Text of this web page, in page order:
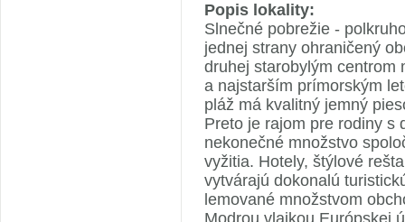
Popis lokality:
Slnečné pobrežie -
jednej strany ohraničený
druhej starobylým centrom
a najstarším prímorským
pláž má kvalitný jemný
Preto je rajom pre rodiny s
nekonečné množstvo
vyžitia. Hotely, štýlové
vytvárajú dokonalú
lemované množstvom
Modrou vlajkou Európskej